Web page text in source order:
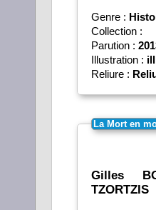
Genre :
Collection :
Parution :
Illustration :
Reliure :
La Mort en
Gilles
TZORTZIS